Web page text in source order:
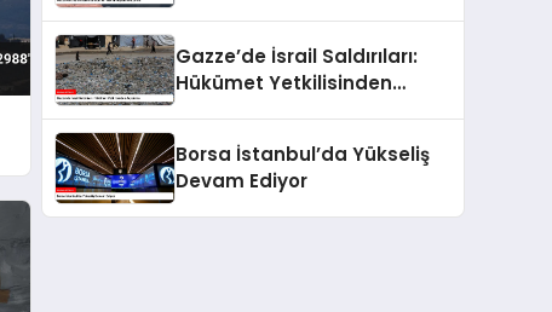
Gazze’de İsrail Saldırıları:
Hükümet Yetkilisinden
Borsa İstanbul’da Yükseliş
Devam Ediyor